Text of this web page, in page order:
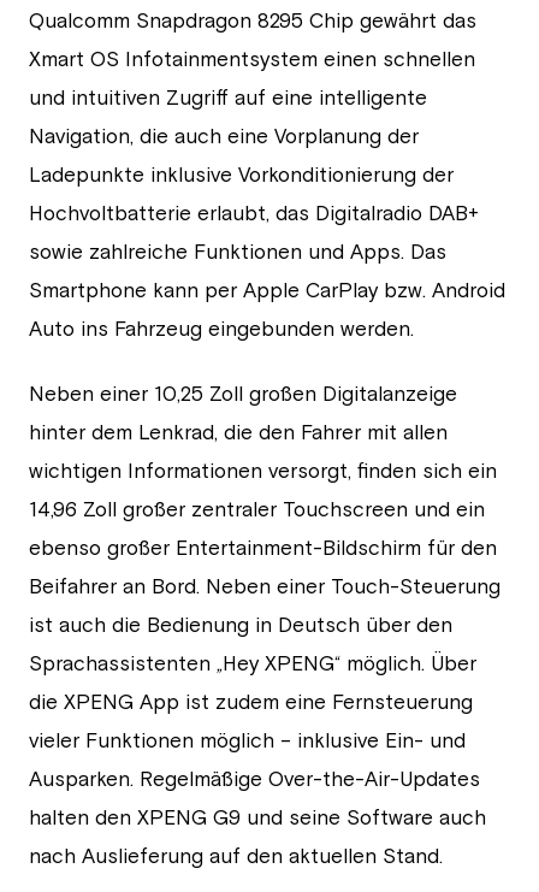
Qualcomm Snapdragon 8295 Chip gewährt das
Xmart OS Infotainmentsystem einen schnellen
und intuitiven Zugriff auf eine intelligente
Navigation, die auch eine Vorplanung der
Ladepunkte inklusive Vorkonditionierung der
Hochvoltbatterie erlaubt, das Digitalradio DAB+
sowie zahlreiche Funktionen und Apps. Das
Smartphone kann per Apple CarPlay bzw. Android
Auto ins Fahrzeug eingebunden werden.
Neben einer 10,25 Zoll großen Digitalanzeige
hinter dem Lenkrad, die den Fahrer mit allen
wichtigen Informationen versorgt, finden sich ein
14,96 Zoll großer zentraler Touchscreen und ein
ebenso großer Entertainment-Bildschirm für den
Beifahrer an Bord. Neben einer Touch-Steuerung
ist auch die Bedienung in Deutsch über den
Sprachassistenten „Hey XPENG“ möglich. Über
die XPENG App ist zudem eine Fernsteuerung
vieler Funktionen möglich – inklusive Ein- und
Ausparken. Regelmäßige Over-the-Air-Updates
halten den XPENG G9 und seine Software auch
nach Auslieferung auf den aktuellen Stand.